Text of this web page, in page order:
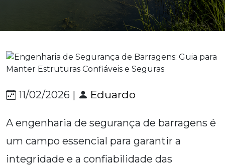
11/02/2026 | Eduardo
A engenharia de segurança de barragens é
um campo essencial para garantir a
integridade e a confiabilidade das